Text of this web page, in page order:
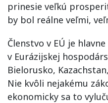
prinesie veľkú
by bol reálne veľmi,
Členstvo v EÚ je
v Eurázijskej
Bielorusko,
Nie kvôli nejakému
ekonomicky sa to